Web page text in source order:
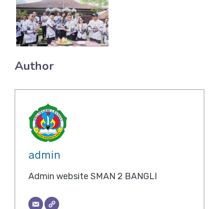
Author
admin
Admin website SMAN 2 BANGLI